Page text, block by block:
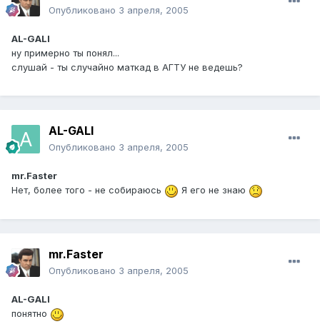
Опубликовано 3 апреля, 2005
AL-GALI
ну примерно ты понял...
слушай - ты случайно маткад в АГТУ не ведешь?
AL-GALI
Опубликовано 3 апреля, 2005
mr.Faster
Нет, более того - не собираюсь
Я его не знаю
mr.Faster
Опубликовано 3 апреля, 2005
AL-GALI
понятно